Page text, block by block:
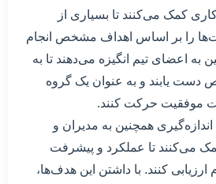
کاری کمک می‌کنند تا بسیاری از
را بر اساس اهداف مشخص انجام
به اعضای تیم انگیزه می‌دهند تا به
دست یابند و به عنوان یک گروه
موفقیت حرکت کنند.
همچنین به مدیران و
می‌کنند تا عملکرد و پیشرفت
کنند. با داشتن این هدف‌ها،